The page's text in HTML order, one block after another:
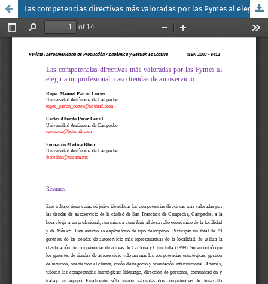
Las competencias directivas más valoradas por las Pymes al elegir a un profesional: caso tiendas de autoservicio